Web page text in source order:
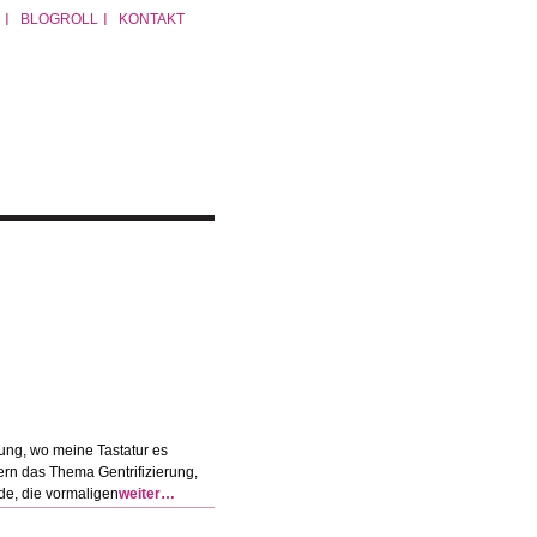
BLOGROLL KONTAKT
wo meine Tastatur es
das Thema Gentrifizierung,
die vormaligenweiter…